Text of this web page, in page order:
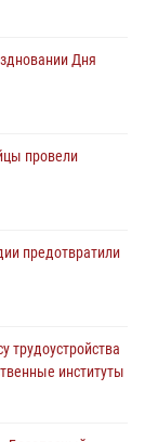
в тяжелой
детских
Росгвардии
года
Дня
провели
предотвратили
трудоустройства
институты